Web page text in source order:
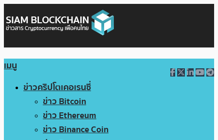
เมนู
ข่าวคริปโตเคอเรนซี่
ข่าว Bitcoin
ข่าว Ethereum
ข่าว Binance Coin